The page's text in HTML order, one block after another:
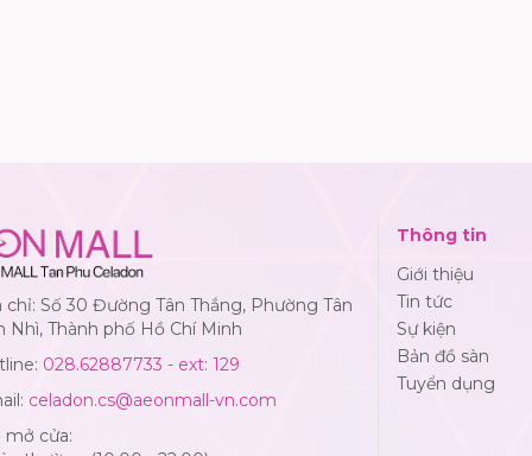
chỉ: Số 30 Đường Tân Thắng, Phường Tân
Nhì, Thành phố Hồ Chí Minh
028.62887733 - ext: 129
celadon.cs@aeonmall-vn.com
mở cửa:
Thông tin
Giới thiệu
Tin tức
Sự kiện
Bản đồ sàn
Tuyển dụng